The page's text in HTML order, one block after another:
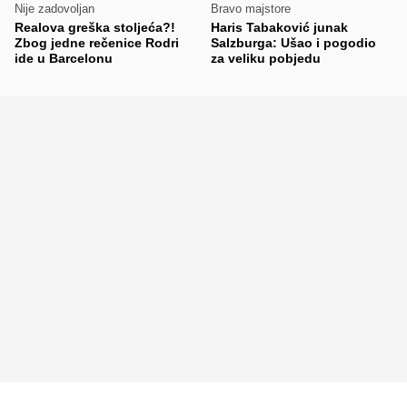
Nije zadovoljan
Realova greška stoljeća?!
Zbog jedne rečenice Rodri
ide u Barcelonu
Bravo majstore
Haris Tabaković junak
Salzburga: Ušao i pogodio
za veliku pobjedu